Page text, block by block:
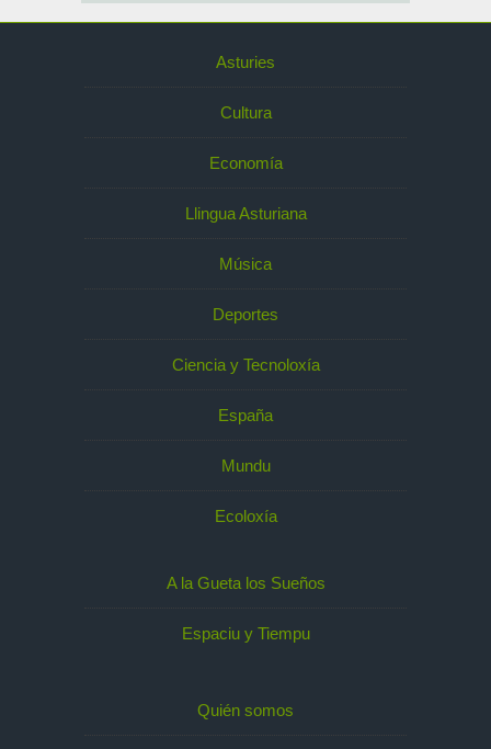
Asturies
Cultura
Economía
Llingua Asturiana
Música
Deportes
Ciencia y Tecnoloxía
España
Mundu
Ecoloxía
A la Gueta los Sueños
Espaciu y Tiempu
Quién somos